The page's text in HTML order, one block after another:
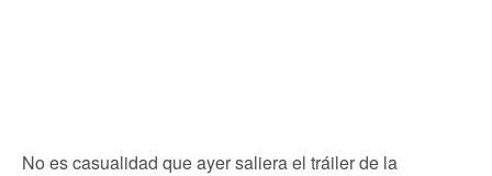
No es casualidad que ayer saliera el tráiler de la